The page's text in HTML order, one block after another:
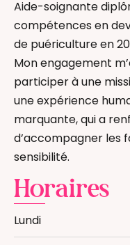
Aide-soignante
compétences en
de puériculture en
Mon engagement
participer à une
une expérience
marquante, qui a
d’accompagner les
sensibilité.
Horaires
Lundi